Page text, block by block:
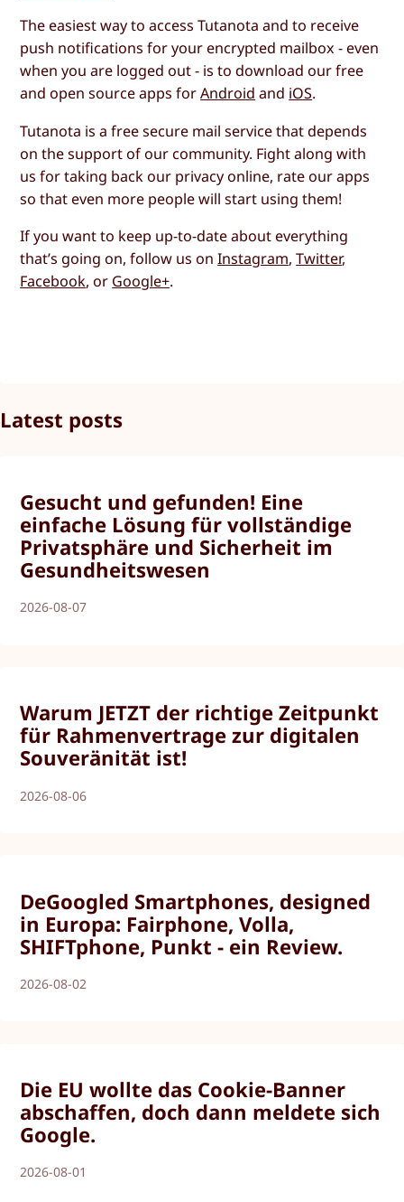
The easiest way to access Tutanota and to receive
push notifications for your encrypted mailbox - even
when you are logged out - is to download our free
and open source apps forAndroid and iOS.
Tutanota is a free secure mail service that depends
on the support of our community. Fight along with
us for taking back our privacy online, rate our apps
so that even more people will start using them!
If you want to keep up-to-date about everything
that’s going on, follow us onInstagram,Twitter,
Facebook, or Google+.
Latest posts
Gesucht und gefunden! Eine
einfache Lösung für vollständige
Privatsphäre und Sicherheit im
Gesundheitswesen
2026-08-07
Warum JETZT der richtige Zeitpunkt
für Rahmenvertrage zur digitalen
Souveränität ist!
2026-08-06
DeGoogled Smartphones, designed
in Europa: Fairphone, Volla,
SHIFTphone, Punkt - ein Review.
2026-08-02
Die EU wollte das Cookie-Banner
abschaffen, doch dann meldete sich
Google.
2026-08-01